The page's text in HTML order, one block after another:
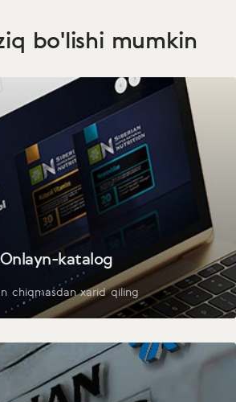
bo'lishi mumkin
Onlayn-katalog
chiqmasdan xarid qiling